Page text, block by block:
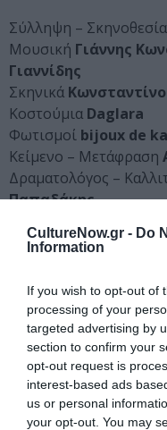
CultureNow.gr - Do
Information
If you wish to opt-out of
processing of your
targeted advertising by
section to confirm your
opt-out request is
interest-based ads
us or personal
your opt-out. You may
Σύλληψη – Σκηνοθεσία
Μουσική Γιάννης
Γιαννίδης
Σκηνικά
Κοστούμια Daglara
Φωτισμοί bijoux de
Κείμενο – Μετάφραση
Δραματολόγος –
Παπαδάκης
ΕρμηνεύουνΝίνα Νάη
Οργάνωση παραγωγής
Εκτέλεση παραγωγής
Ευχαριστούμε τη
Λομβάρδογια την
πνευματικών
Γιάννη Κωνσταντινίδη.